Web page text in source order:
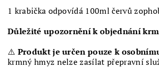
1 krabička odpovídá 100ml červů
Důležité upozornění k objednání
⚠️ Produkt je určen pouze k
krmný hmyz nelze zasílat přepravní